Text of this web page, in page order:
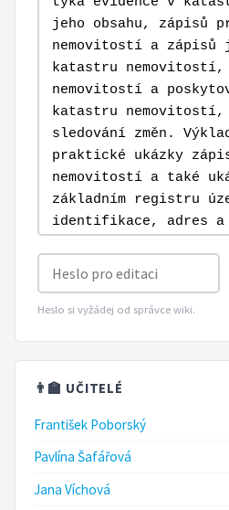
Heslo si vyžádej od správce wiki.
👨‍🏫 UČITELÉ
František Poborský
Pavlína Šafářová
Jana Víchová